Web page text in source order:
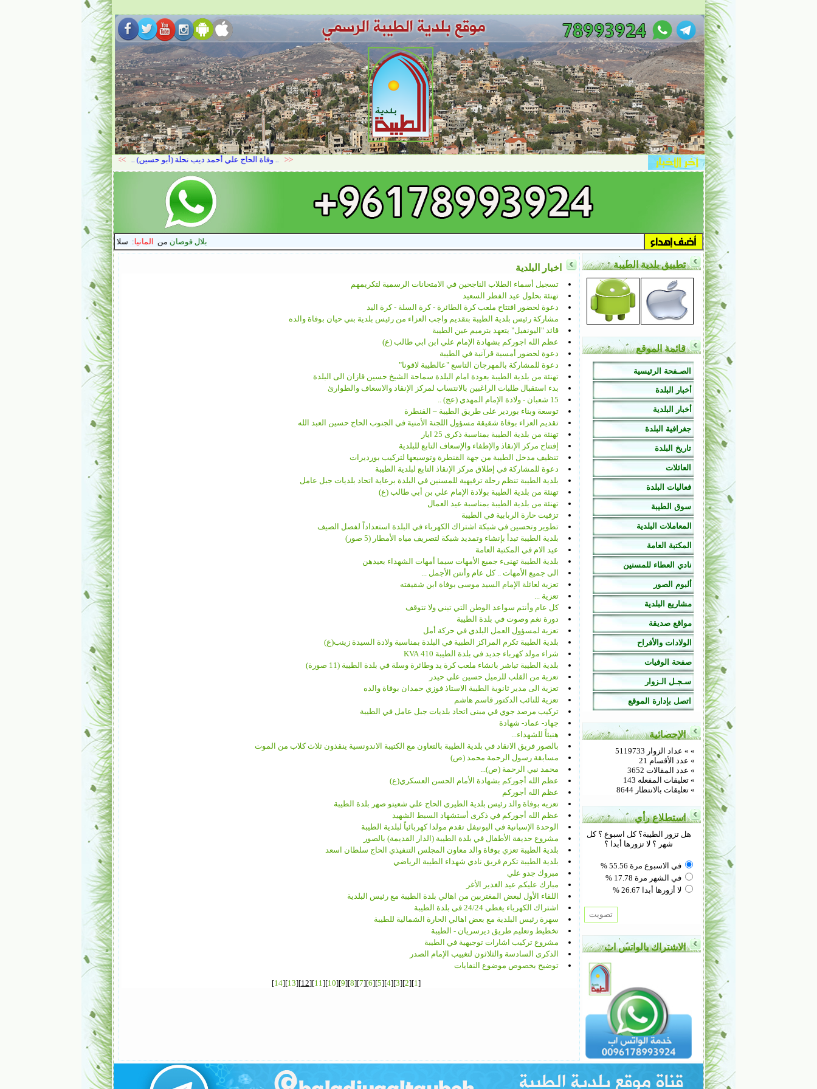
تطبيق بلدية الطيبة
قائمة الموقع
الصـفحة الرئيسية
أخبار البلدة
أخبار البلدية
جغرافية البلدة
تاريخ البلدة
العائلات
فعاليات البلدة
سوق الطيبة
المعاملات البلدية
المكتبة العامة
نادي العطاء للمسنين
ألبوم الصور
مشاريع البلدية
مواقع صديقة
الولادات والأفراح
صفحة الوفيات
سـجـل الـزوار
اتصل بإدارة الموقع
الإحصائية
» » عداد الزوار 5119733
» عدد الأقسام 21
» عدد المقالات 3652
» تعليقات المفعله 143
» تعليقات بالانتظار 8644
استطلاع رأي
هل تزور الطيبة؟ كل اسبوع ؟ كل
شهر ؟ لا تزورها أبدا ؟
في الاسبوع مرة 55.56 %
في الشهر مرة 17.78 %
لا أزورها أبدا 26.67 %
الاشتراك بالواتس اب
اخبار البلدية
تسجيل أسماء الطلاب الناجحين في الامتحانات الرسمية لتكريمهم
تهنئة بحلول عيد الفطر السعيد
دعوة لحضور افتتاح ملعب كرة الطائرة - كرة السلة - كرة اليد
مشاركة رئيس بلدية الطيبة بتقديم واجب العزاء من رئيس بلدية بني حيان بوفاة والده
قائد "اليونفيل" يتعهد بترميم عين الطيبة
عظم الله اجوركم بشهادة الإمام علي ابن ابي طالب (ع)
دعوة لحضور أمسية قرآنية في الطيبة
دعوة للمشاركة بالمهرجان التاسع "عالطيبة لاقونا"
تهنئة من بلدية الطيبة بعودة امام البلدة سماحة الشيخ حسين قازان الى البلدة
بدء استقبال طلبات الراغبين بالانتساب لمركز الإنقاد والاسعاف والطوارئ
15 شعبان - ولادة الإمام المهدي (عج) ..
توسعة وبناء بوردير على طريق الطيبة – القنطرة
تقديم العزاء بوفاة شقيقة مسؤول اللجنة الأمنية في الجنوب الحاج حسين العبد الله
تهنئة من بلدية الطيبة بمناسبة ذكرى 25 ايار
إفتتاح مركز الإنقاذ والإطفاء والإسعاف التابع للبلدية
تنظيف مدخل الطيبة من جهة القنطرة وتوسيعها لتركيب بورديرات
دعوة للمشاركة في إطلاق مركز الإنقاذ التابع لبلدية الطيبة
بلدية الطيبة تنظم رحلة ترفيهية للمسنين في البلدة برعاية اتحاد بلديات جبل عامل
تهنئة من بلدية الطيبة بولادة الإمام علي بن أبي طالب (ع)
تهنئة من بلدية الطيبة بمناسبة عيد العمال
تزفيت حارة الربابية في الطيبة
تطوير وتحسين في شبكة اشتراك الكهرباء في البلدة استعداداً لفصل الصيف
بلدية الطيبة تبدأ بإنشاء وتمديد شبكة لتصريف مياه الأمطار (5 صور)
عيد الام في المكتبة العامة
بلدية الطيبة تهنىء جميع الأمهات سيما أمهات الشهداء بعيدهن
الى جميع الأمهات .. كل عام وأنتن الأجمل ...
تعزية لعائلة الإمام السيد موسى بوفاة ابن شقيقته
تعزية ...
كل عام وأنتم سواعد الوطن التي تبني ولا تتوقف
دورة نغم وصوت في بلدة الطيبة
تعزية لمسؤول العمل البلدي في حركة أمل
بلدية الطيبة تكرم المراكز الطبية في البلدة بمناسبة ولادة السيدة زينب(ع)
شراء مولد كهرباء جديد في بلدة الطيبة 410 KVA
بلدية الطيبة تباشر بانشاء ملعب كرة يد وطائرة وسلة في بلدة الطيبة (11 صورة)
تعزية من القلب للزميل حسين علي حيدر
تعزية الى مدير ثانوية الطيبة الاستاذ فوزي حمدان بوفاة والده
تعزية للنائب الدكتور قاسم هاشم
تركيب مرصد جوي في مبنى اتحاد بلديات جبل عامل في الطيبة
جهاد- عماد- شهادة
هنيئاً للشهداء...
بالصور فريق الانقاد في بلدية الطيبة بالتعاون مع الكتيبة الاندونسية ينقذون ثلاث كلاب من الموت
مسابقة رسول الرحمة محمد (ص)
محمد نبي الرحمة (ص)...
عظم الله أجوركم بشهادة الأمام الحسن العسكري(ع)
عظم الله أجوركم
تعزيه بوفاة والد رئيس بلدية الطيري الحاج علي شعيتو صهر بلدة الطيبة
عظم الله أجوركم في ذكرى أستشهاد السبط الشهيد
الوحدة الإسبانية في اليونيفل تقدم مولدا كهربائياً لبلدية الطيبة
مشروع حديقة الأطفال في بلدة الطيبة (الدار القديمة) بالصور
بلدية الطيبة تعزي بوفاة والد معاون المجلس التنفيذي الحاج سلطان اسعد
بلدية الطيبة تكرم فريق نادي شهداء الطيبة الرياضي
مبروك جدو علي
مبارك عليكم عيد الغدير الأغر
اللقاء الأول لبعض المغتربين من اهالي بلدة الطيبة مع رئيس البلدية
اشتراك الكهرباء يغطي 24/24 في بلدة الطيبة
سهرة رئيس البلدية مع بعض اهالي الحارة الشمالية للطيبة
تخطيط وتعليم طريق ديرسريان - الطيبة
مشروع تركيب اشارات توجيهية في الطيبة
الذكرى السادسة والثلاثون لتغييب الإمام الصدر
توضيح بخصوص موضوع النفايات
[
1
][
2
][
3
][
4
][
5
][
6
][
7
][
8
][
9
][
10
][
11
][
12
][
13
][
14
]